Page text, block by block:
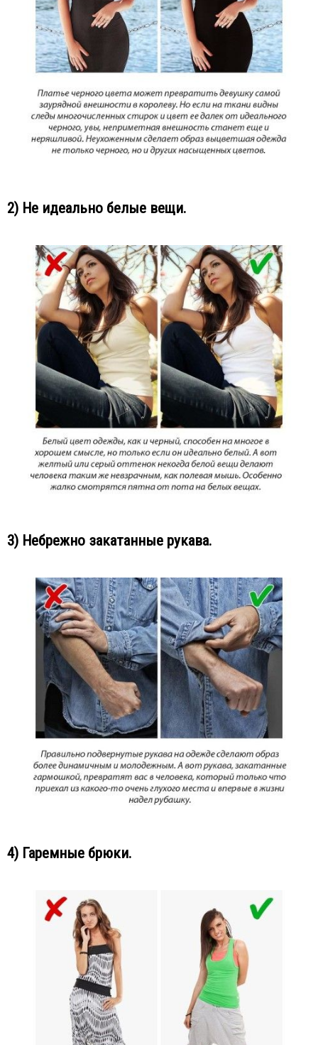
2) Не идеально белые вещи.
3) Небрежно закатанные рукава.
4) Гаремные брюки.